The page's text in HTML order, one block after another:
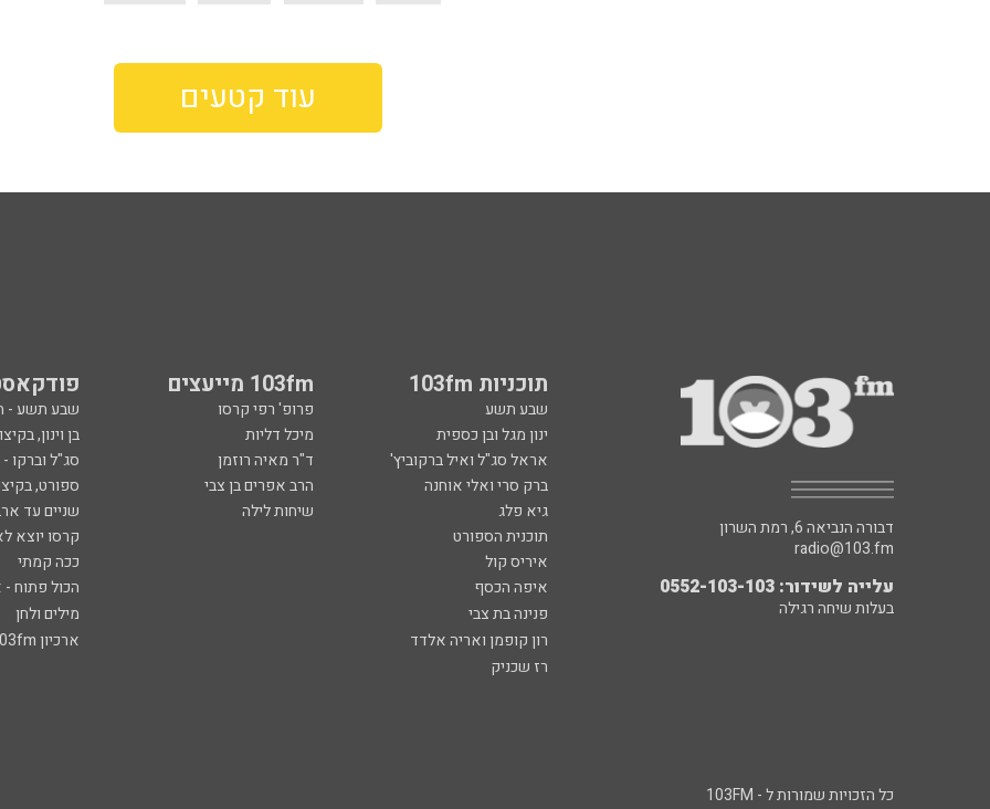
עוד קטעים
תוכניות 103fm 103fm מייעצים
שבע תשע פרופ' רפי קרסו
שבע תשע -
ינון מגל ובן כספית
מיכל דליות
בן וינון,
אראל סג"ל ואיל ברקוביץ'
ד"ר מאיה רוזמן
סג"ל וברקו
ברק סרי ואלי אוחנה
הרב אפרים בן צבי
ספורט,
גיא פלג
שיחות לילה
שניים עד
תוכנית הספורט
קרסו יוצא
איריס קול
ככה קמתי
איפה הכסף
הכול פתוח -
פנינה בת צבי
מילים ולחן
רון קופמן ואריה אלדד
ארכיון 103fm
רז שכניק
דבורה הנביאה 6, רמת השרון
radio@103.fm
עלייה לשידור: 0552-103-103
בעלות שיחה רגילה
כל הזכויות שמורות ל - 103FM